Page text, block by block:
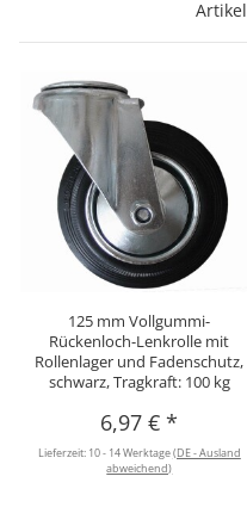
Artikel
125 mm Vollgummi-
Rückenloch-Lenkrolle mit
Rollenlager und Fadenschutz,
schwarz, Tragkraft: 100 kg
6,97 €*
Lieferzeit: 10 - 14 Werktage(DE - Ausland
abweichend)